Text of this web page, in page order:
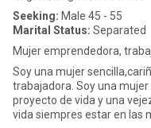
Seeking: Male 45 - 55
Marital Status: Separated
Mujer emprendedora,
Soy una mujer
trabajadora. Soy una
proyecto de vida y una
vida siempres estar en las